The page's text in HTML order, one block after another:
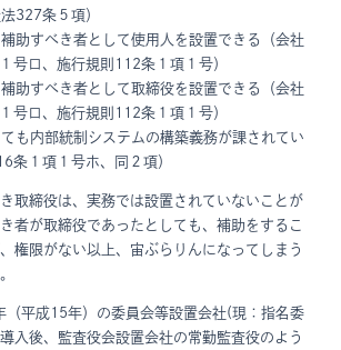
327条５項）
助すべき者として使用人を設置できる（会社
号ロ、施行規則112条１項１号）
助すべき者として取締役を設置できる（会社
号ロ、施行規則112条１項１号）
も内部統制システムの構築義務が課されてい
条１項１号ホ、同２項）
取締役は、実務では設置されていないことが
者が取締役であったとしても、補助をするこ
権限がない以上、宙ぶらりんになってしまう
（平成15年）の委員会等設置会社(現：指名委
入後、監査役会設置会社の常勤監査役のよう